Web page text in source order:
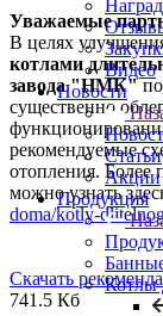
Видео
Новости
Статьи
Акции
Продукция
Котлы
Уважаемые
В целях
котлами
завода "НМК"
существенно
рекомендуемые
отопления. Более
можно узнать
doma/kotly-
Скачать
741.5 Кб